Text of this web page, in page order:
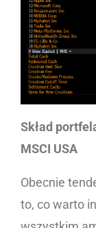
Skład
MSCI USA
Obecnie
to, co warto